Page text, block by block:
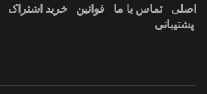
اصلی
تماس با ما قوانین خرید اشتراک
پشتیبانی